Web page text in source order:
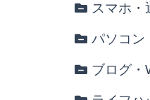
スマホ・
パソコン
ブログ・